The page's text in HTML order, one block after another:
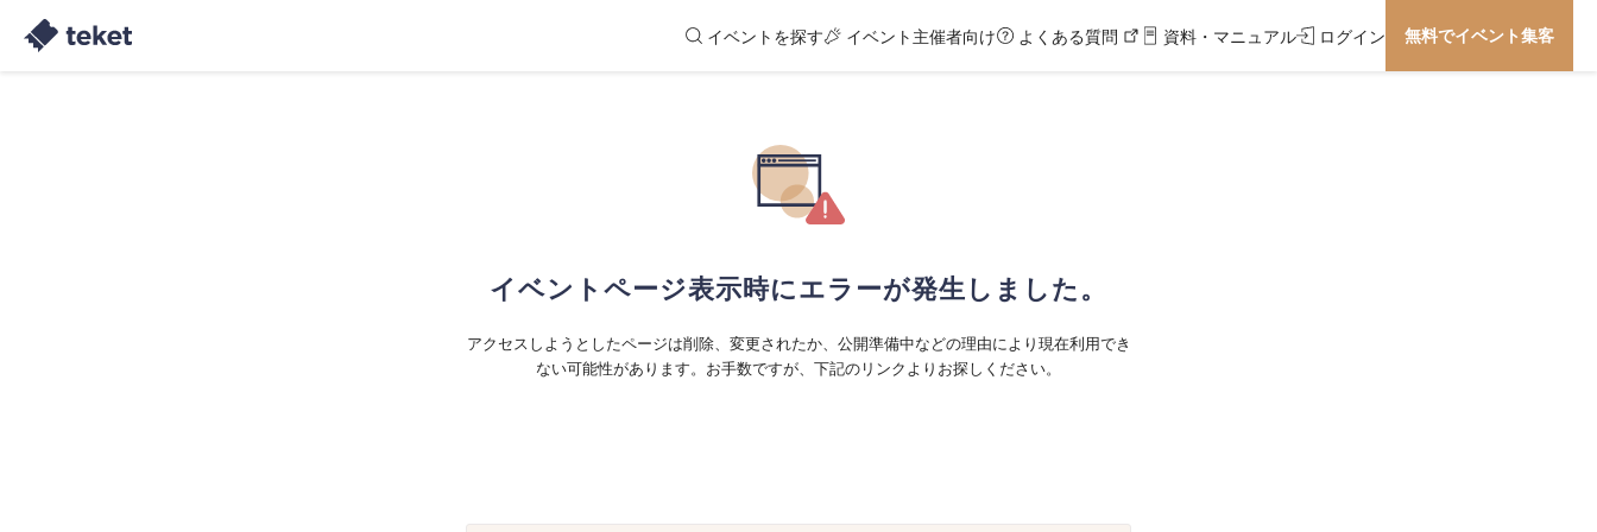
イベントを探す イベント主催者向け よくある質問 資料・マニュアル ログイン 無料でイベント集客
イベントページ表示時にエラーが発生しました。
アクセスしようとしたページは削除、変更されたか、公開準備中などの理由により現在利用でき
ない可能性があります。お手数ですが、下記のリンクよりお探しください。